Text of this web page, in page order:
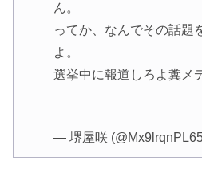
ん。
ってか、なんでその話題
よ。
選挙中に報道しろよ糞メ
— 堺屋咲